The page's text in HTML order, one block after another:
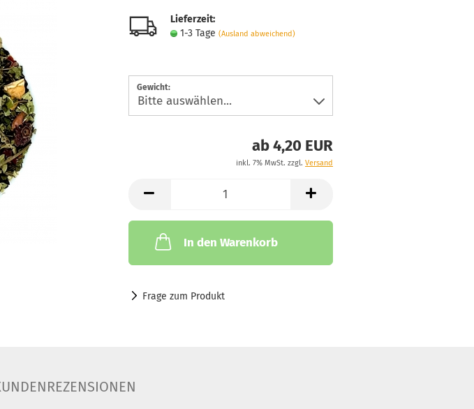
Lieferzeit:
1-3 Tage (Ausland abweichend)
Gewicht:
ab 4,20 EUR
inkl. 7% MwSt. zzgl. Versand
In den Warenkorb
Frage zum Produkt